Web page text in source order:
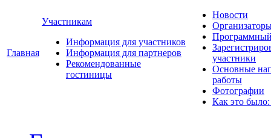
Главная
Участникам
Информация для участников
Информация для партнеров
Рекомендованные
гостиницы
Новости
участники
Основные
работы
Фотографии
Как это